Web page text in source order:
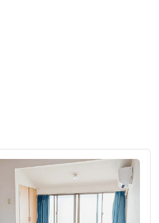
屋あります。各個室にはデスク&
ートワークに取り組める環境が整
鍵です。（外側から鍵がかかりませ
イレ、シャワーブースは使用できま